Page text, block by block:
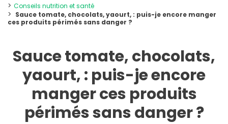
Conseils nutrition et santé
Sauce tomate, chocolats, yaourt, : puis-je encore manger
ces produits périmés sans danger ?
Sauce tomate, chocolats,
yaourt, : puis-je encore
manger ces produits
périmés sans danger ?